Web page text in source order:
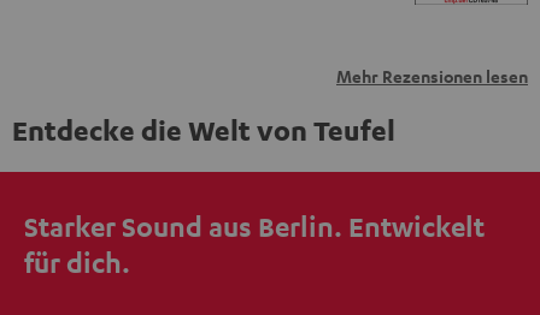
Mehr Rezensionen lesen
Entdecke die Welt von Teufel
Starker Sound aus Berlin. Entwickelt
für dich.